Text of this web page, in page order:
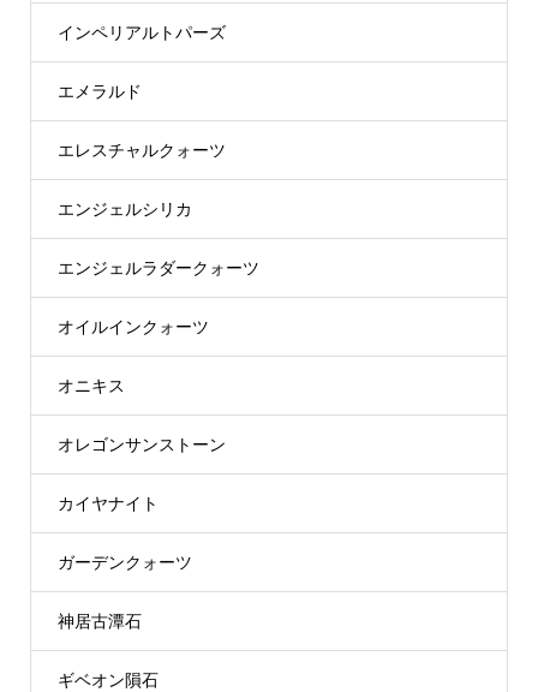
インペリアルトパーズ
エメラルド
エレスチャルクォーツ
エンジェルシリカ
エンジェルラダークォーツ
オイルインクォーツ
オニキス
オレゴンサンストーン
カイヤナイト
ガーデンクォーツ
神居古潭石
ギベオン隕石